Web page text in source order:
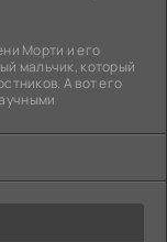
Морти и его
мальчик, который
А вот его